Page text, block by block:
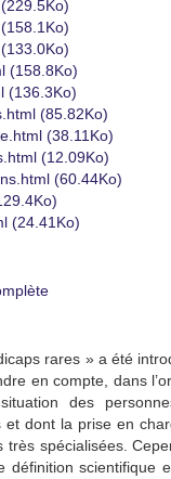
(158.8Ko)
(136.3Ko)
(85.82Ko)
(38.11Ko)
(12.09Ko)
(60.44Ko)
(24.41Ko)
rares » a été
en compte, dans
des
et dont la prise en
très spécialisées.
définition scientifique